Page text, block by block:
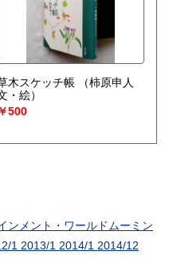
木スケッチ帳
（柿原申人
・絵）
￥500
メント・ワールドムーミン
1 2013/1 2014/1 2014/12